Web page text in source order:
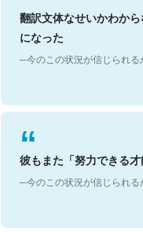
になった
─今のこの状況が信じられる
彼もまた「努力できる才
─今のこの状況が信じられる